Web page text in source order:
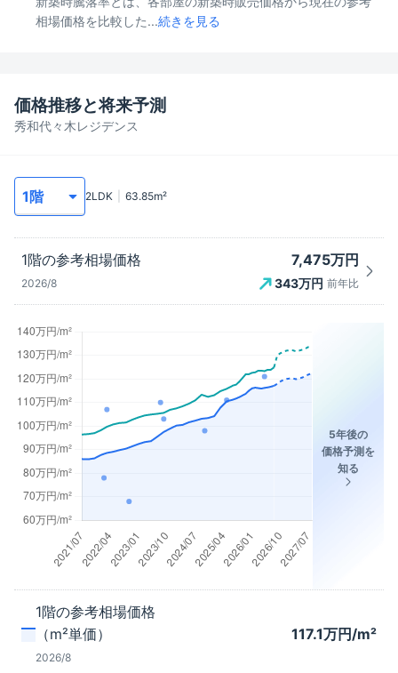
相場価格を比較した...続きを見る
秀和代々木レジデンス
価格推移と将来予測
2LDK 63.85m²
1階の参考相場価格
2026/8
7,475万円
343万円 前年比
5年後の
価格予測を
知る
1階の参考相場価格
（m²単価）
2026/8
117.1万円/m²